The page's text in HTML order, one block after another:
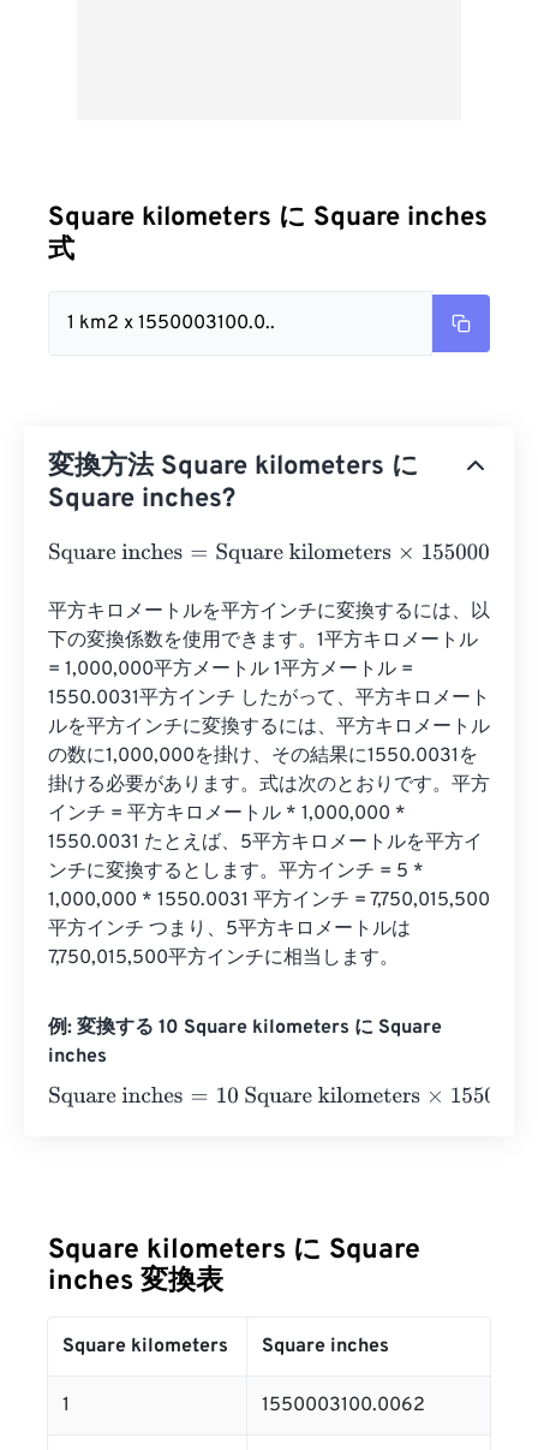
Square kilometers に Square inches
式
1 km2 x 1550003100.0..
変換方法 Square kilometers に
Square inches?
Square inches= Square kilometers×1550003100.0062
平方キロメートルを平方インチに変換するには、以
下の変換係数を使用できます。1平方キロメートル
= 1,000,000平方メートル 1平方メートル =
1550.0031平方インチ したがって、平方キロメート
ルを平方インチに変換するには、平方キロメートル
の数に1,000,000を掛け、その結果に1550.0031を
掛ける必要があります。式は次のとおりです。平方
インチ = 平方キロメートル * 1,000,000 *
1550.0031 たとえば、5平方キロメートルを平方イ
ンチに変換するとします。平方インチ = 5 *
1,000,000 * 1550.0031 平方インチ = 7,750,015,500
平方インチ つまり、5平方キロメートルは
7,750,015,500平方インチに相当します。
例: 変換する 10 Square kilometers に Square
inches
Square inches= 10 Square kilometers×
Square kilometers に Square
inches 変換表
Square kilometers Square inches
1 1550003100.0062